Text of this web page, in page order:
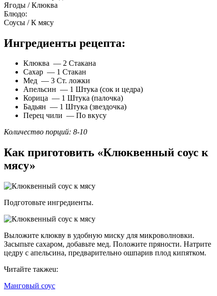
Ягоды / Клюква
Блюдо:
Соусы / К мясу
Ингредиенты рецепта:
Клюква — 2 Стакана
Сахар — 1 Стакан
Мед — 3 Ст. ложки
Апельсин — 1 Штука (сок и цедра)
Корица — 1 Штука (палочка)
Бадьян — 1 Штука (звездочка)
Перец чили — По вкусу
Количество порций: 8-10
Как приготовить «Клюквенный соус к
мясу»
Подготовьте ингредиенты.
Выложите клюкву в удобную миску для микроволновки.
Засыпьте сахаром, добавьте мед. Положите пряности. Натрите
цедру с апельсина, предварительно ошпарив плод кипятком.
Читайте такжеu:
Манговый соус